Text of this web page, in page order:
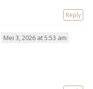
Reply
Mei 3, 2026 at 5:53 am